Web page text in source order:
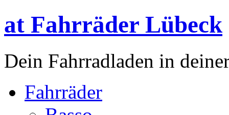
at Fahrräder Lübeck
Dein Fahrradladen in
Fahrräder